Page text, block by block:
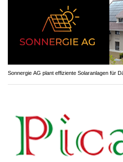
Sonnergie AG plant effiziente Solaranlagen für